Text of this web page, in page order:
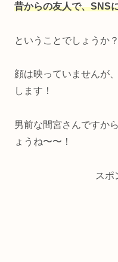
昔からの友人で、SNS
ということでしょうか？
顔は映っていませんが
します！
男前な間宮さんですか
ょうね〜〜！
スポ